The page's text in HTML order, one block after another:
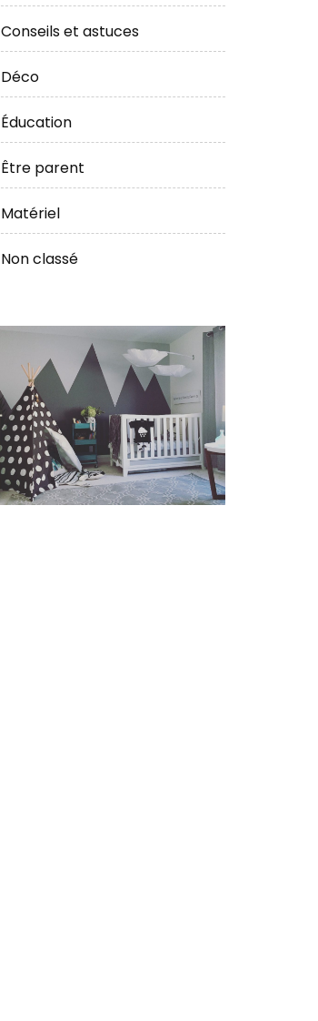
Conseils et astuces
Déco
Éducation
Être parent
Matériel
Non classé